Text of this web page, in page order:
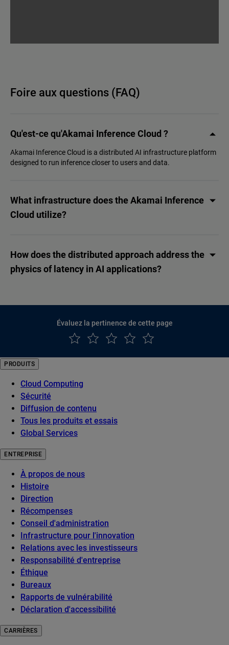
Foire aux questions (FAQ)
Qu'est-ce qu'Akamai Inference Cloud ?
Akamai Inference Cloud is a distributed AI infrastructure platform
designed to run inference closer to users and data.
What infrastructure does the Akamai Inference
Cloud utilize?
How does the distributed approach address the
physics of latency in AI applications?
Évaluez la pertinence de cette page
PRODUITS
Cloud Computing
Sécurité
Diffusion de contenu
Tous les produits et essais
Global Services
ENTREPRISE
À propos de nous
Histoire
Direction
Récompenses
Conseil d'administration
Infrastructure pour l'innovation
Relations avec les investisseurs
Responsabilité d'entreprise
Éthique
Bureaux
Rapports de vulnérabilité
Déclaration d'accessibilité
CARRIÈRES